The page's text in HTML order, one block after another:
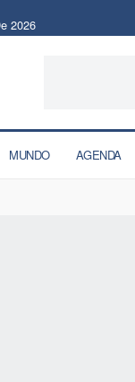
2026
MUNDO AGENDA